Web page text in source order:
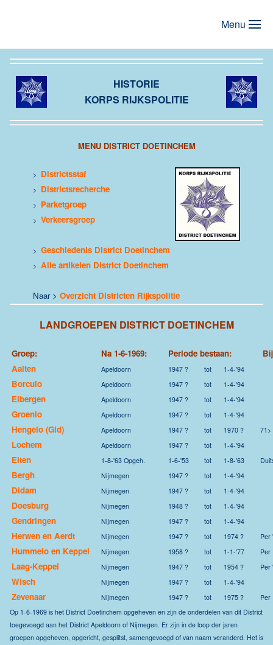
Menu
HISTORIE
KORPS RIJKSPOLITIE
MENU DISTRICT DOETINCHEM
> Districtsstaf
> Districtsrecherche
> Parketgroep
> Verkeersgroep
> Geschiedenis District Doetinchem
> Alle artikelen District Doetinchem
Naar > Overzicht Districten Rijkspolitie
LANDGROEPEN DISTRICT DOETINCHEM
Groep: Na 1-6-1969: Periode bestaan:
Aalten
Apeldoorn 1947 ? tot 1-4-'94
Borculo Apeldoorn 1947 ? tot 1-4-'94
Eibergen Apeldoorn 1947 ? tot 1-4-'94
Groenlo Apeldoorn 1947 ? tot 1-4-'94
Hengelo (Gld) Apeldoorn 1947 ? tot 1970 ? 71>
Lochem Apeldoorn 1947 ? tot 1-4-'94
Elten 1-8-'63 Opgeh. 1-6-'53 tot 1-8-'63
Bergh Nijmegen 1947 ? tot 1-4-'94
Didam Nijmegen 1947 ? tot 1-4-'94
Doesburg Nijmegen 1948 ? tot 1-4-'94
Gendringen Nijmegen 1947 ? tot 1-4-'94
Herwen en Aerdt Nijmegen 1947 ? tot 1974 ? Per
Hummelo en Keppel Nijmegen 1958 ? tot 1-1-'77 Per
Laag-Keppel Nijmegen 1947 ? tot 1954 ? Per
Wisch Nijmegen 1947 ? tot 1-4-'94
Zevenaar Nijmegen 1947 ? tot 1975 ?
Per
Op 1-6-1969 is het District Doetinchem opgeheven en zijn de onderdelen van dit District
toegevoegd aan het District Apeldoorn of Nijmegen. Er zijn in de loop der jaren
groepen opgeheven, opgericht, gesplitst, samengevoegd of van naam veranderd. Het is